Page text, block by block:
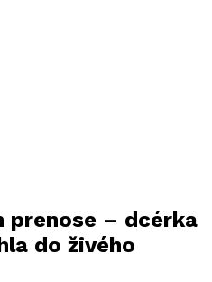
prenose – dcérka
do živého